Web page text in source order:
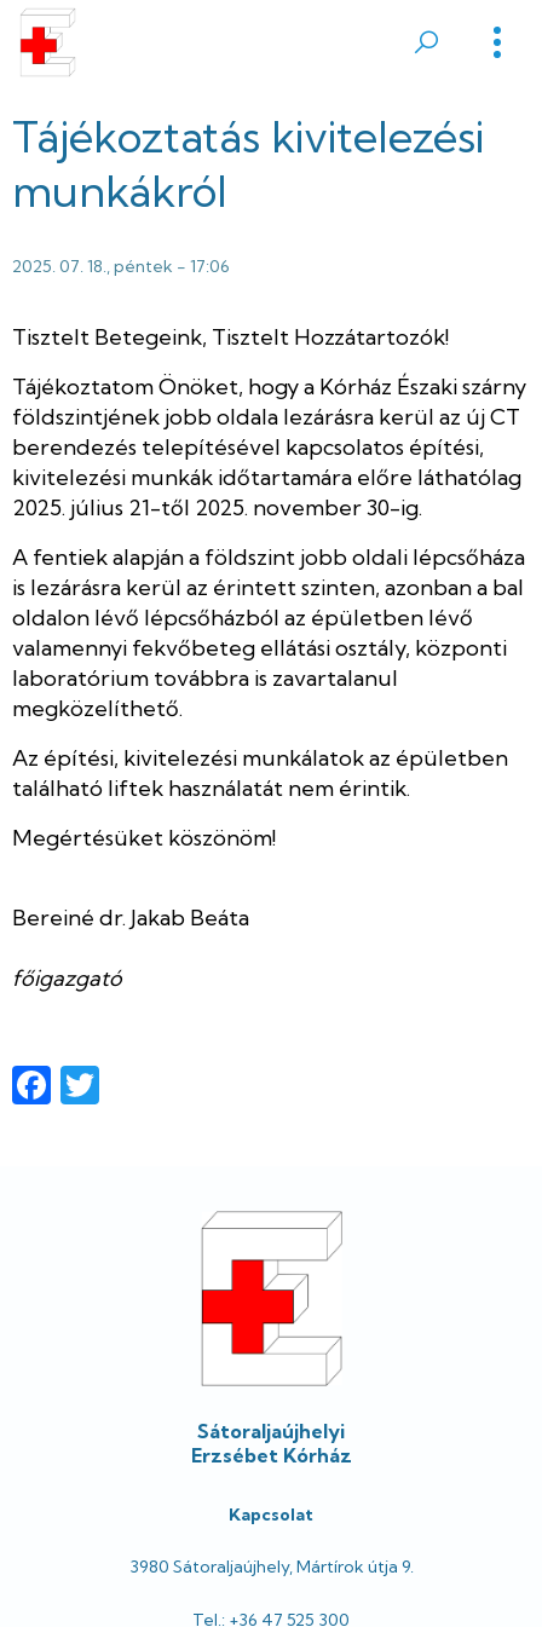
Ugrás
tartalomraSátoraljaújhelyi
Erzsébet
Kórház
Tájékoztatás kivitelezési
munkákról
2025. 07. 18., péntek - 17:06
Tisztelt Betegeink, Tisztelt Hozzátartozók!
Tájékoztatom Önöket, hogy a Kórház Északi szárny
földszintjének jobb oldala lezárásra kerül az új CT
berendezés telepítésével kapcsolatos építési,
kivitelezési munkák időtartamára előre láthatólag
2025. július 21-től 2025. november 30-ig.
A fentiek alapján a földszint jobb oldali lépcsőháza
is lezárásra kerül az érintett szinten, azonban a bal
oldalon lévő lépcsőházból az épületben lévő
valamennyi fekvőbeteg ellátási osztály, központi
laboratórium továbbra is zavartalanul
megközelíthető.
Az építési, kivitelezési munkálatok az épületben
található liftek használatát nem érintik.
Megértésüket köszönöm!
Bereiné dr. Jakab Beáta
főigazgató
Facebook
Sátoraljaújhelyi
Erzsébet Kórház
Kapcsolat
3980 Sátoraljaújhely, Mártírok útja 9.
Tel.: +36 47 525 300